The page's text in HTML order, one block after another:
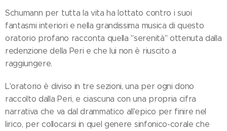
Schumann per tutta la vita ha lottato contro i suoi
fantasmi interiori e nella grandissima musica di questo
oratorio profano racconta quella "serenità" ottenuta dalla
redenzione della Peri e che lui non è riuscito a
raggiungere.
L'oratorio è diviso in tre sezioni, una per ogni dono
raccolto dalla Peri, e ciascuna con una propria cifra
narrativa che va dal drammatico all'epico per finire nel
lirico, per collocarsi in quel genere sinfonico-corale che